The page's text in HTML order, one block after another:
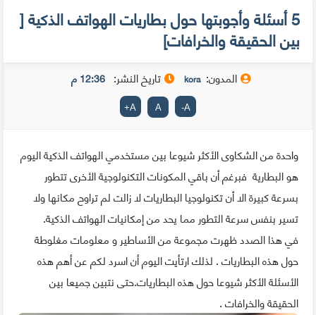
5 أسئلة وأجوبتها حول بطاريات الهواتف الذكية [
بين الحقيقة والخرافات]
المدون: kora تاريخ النشر: 12:36 م
A
-
A
A
+
واحدة من الشكاوى الأكثر شيوعا بين مستخدمي الهواتف الذكية اليوم
هو البطارية فبرغم أن باقي المكونات التكنولوجية الأخرى تتطور
بسرعة كبيرة الا أن تكنولوجيا البطاريات لا زالت لم تراوح مكانها ولا
تسير بنفس سرعة التطور مما يحد من إمكانيات الهواتف الذكية.
في هذا الصدد ظهرت مجموعة من الأساطير و معلومات مغلوطة
حول هذه البطاريات . لذلك ارتأيت اليوم أن اسرد لكم عن أهم هذه
الأسئلة الأكثر شيوعا حول هذه البطاريات.حتى نتبين جميعا بين
الحقيقة والخرافات .